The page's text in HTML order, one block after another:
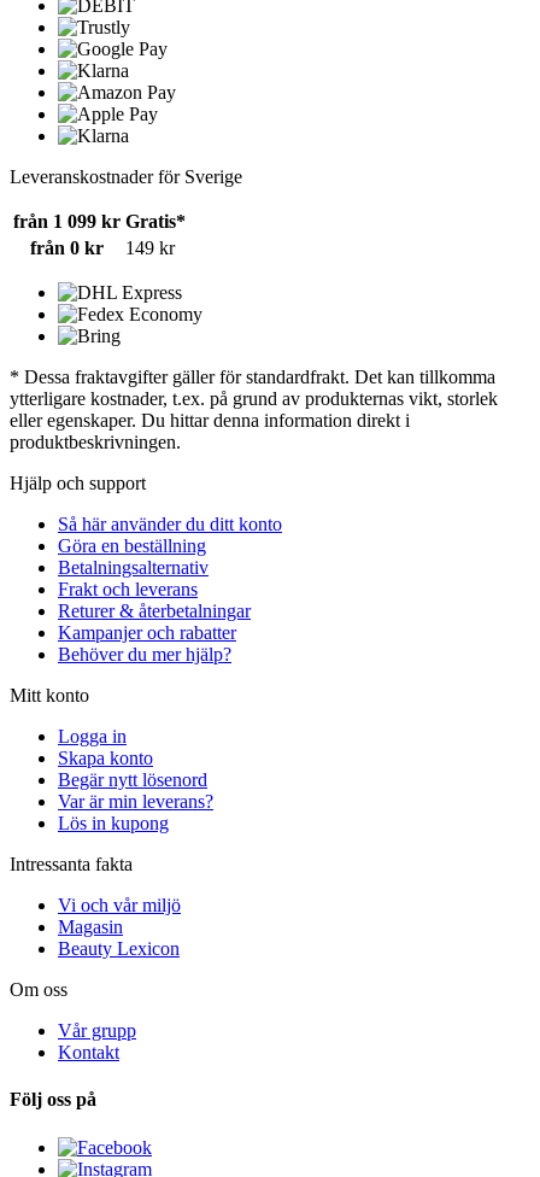
Leveranskostnader för Sverige
från 1 099 kr Gratis*
från 0 kr
149 kr
* Dessa fraktavgifter gäller för standardfrakt. Det kan tillkomma
ytterligare kostnader, t.ex. på grund av produkternas vikt, storlek
eller egenskaper. Du hittar denna information direkt i
produktbeskrivningen.
Hjälp och support
Så här använder du ditt konto
Göra en beställning
Betalningsalternativ
Frakt och leverans
Returer & återbetalningar
Kampanjer och rabatter
Behöver du mer hjälp?
Mitt konto
Logga in
Skapa konto
Begär nytt lösenord
Var är min leverans?
Lös in kupong
Intressanta fakta
Vi och vår miljö
Magasin
Beauty Lexicon
Om oss
Vår grupp
Kontakt
Följ oss på